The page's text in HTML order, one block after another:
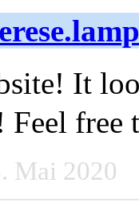
It
Feel
Mai 2020